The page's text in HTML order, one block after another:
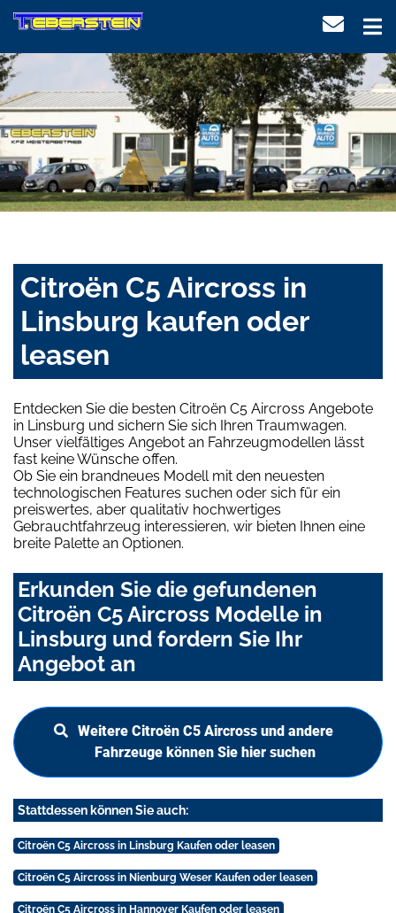
Citroën C5 Aircross in
Linsburg kaufen oder
leasen
Entdecken Sie die besten Citroën C5 Aircross Angebote
in Linsburg und sichern Sie sich Ihren Traumwagen.
Unser vielfältiges Angebot an Fahrzeugmodellen lässt
fast keine Wünsche offen.
Ob Sie ein brandneues Modell mit den neuesten
technologischen Features suchen oder sich für ein
preiswertes, aber qualitativ hochwertiges
Gebrauchtfahrzeug interessieren, wir bieten Ihnen eine
breite Palette an Optionen.
Erkunden Sie die gefundenen
Citroën C5 Aircross Modelle in
Linsburg und fordern Sie Ihr
Angebot an
Weitere Citroën C5 Aircross und andere
Fahrzeuge können Sie hier suchen
Stattdessen können Sie auch:
Citroën C5 Aircross in Linsburg Kaufen oder leasen
Citroën C5 Aircross in Nienburg Weser Kaufen oder leasen
Citroën C5 Aircross in Hannover Kaufen oder leasen